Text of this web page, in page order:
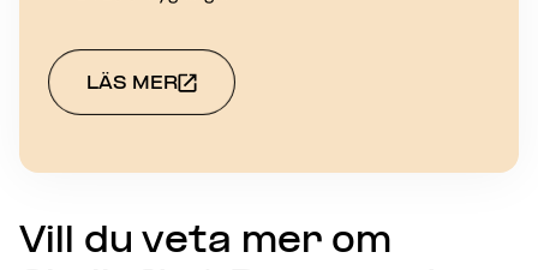
LÄS MER
Vill du veta mer om